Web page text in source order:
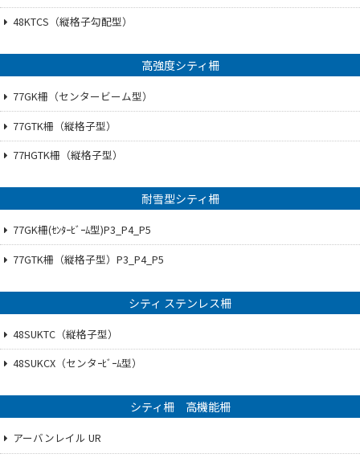
48KTCS（縦格子勾配型）
高強度シティ柵
77GK柵（センタービーム型）
77GTK柵（縦格子型）
77HGTK柵（縦格子型）
耐雪型シティ柵
77GK柵(ｾﾝﾀｰﾋﾞｰﾑ型)P3_P4_P5
77GTK柵（縦格子型）P3_P4_P5
シティ ステンレス柵
48SUKTC（縦格子型）
48SUKCX（センタｰﾋﾞｰﾑ型）
シティ柵 高機能柵
アーバンレイル UR